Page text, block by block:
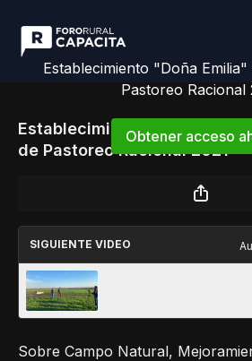
Establecimiento "Doña
Pastoreo Racional
Obtener acceso
iniciar sesiónpara
Establecimiento "Doña
de Pastoreo Racional 2021
SIGUIENTE VIDEO
Sobre Campo Natural,